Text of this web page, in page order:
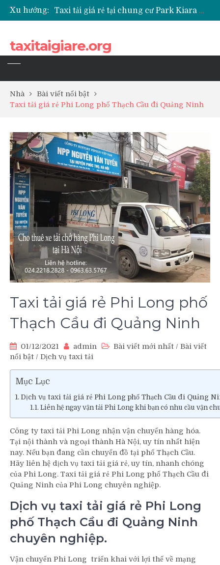
Xu hướng:
Taxi tải giá rẻ tại chung cư Park Kiara Hà Đông
Taxi tải giá rẻ tại chung cư Grande Park Phú Lãm
taxitaigiare.org
Nhà
Bài viết nổi bật
Taxi tải giá rẻ Phi Long phố Thạch Cầu đi Quảng Ninh
Taxi tải giá rẻ Phi Long phố
Thạch Cầu đi Quảng Ninh
01/12/2021 admin Bài viết mới nhất / Bài viết
nổi bật / Dịch vụ taxi tải
Mục Lục
Dịch vụ taxi tải giá rẻ Phi Long phố Thạch Cầu đi Quảng
Liên hệ ngay vận tải Phi Long khi bạn có nhu cầu vận
Công ty taxi tải Phi Long nhận vận chuyển hàng hóa.
Tại nội thành và ngoại thành Hà Nội, uy tín nhất hiện
nay. Nếu bạn đang cần chuyển đồ tại phố Thạch Cầu.
Hãy liên hệ dịch vụ taxi tải giá rẻ, uy tín, nhanh chóng
của Phi Long. Taxi tải giá rẻ Phi Long phố Thạch Cầu đi
Quảng Ninh của Phi Long chuyên nghiệp.
Dịch vụ taxi tải giá rẻ Phi Long
phố Thạch Cầu đi Quảng Ninh
chuyên nghiệp.
Vận chuyển Phi Long triển khai với lợi thế về mạng